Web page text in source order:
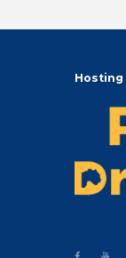
Hosting